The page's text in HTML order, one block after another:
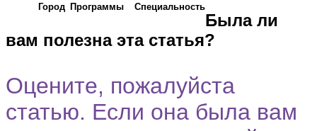
Город Программы Cпециальность
Была ли
вам полезна эта статья?
Оцените, пожалуйста
статью. Если она была вам